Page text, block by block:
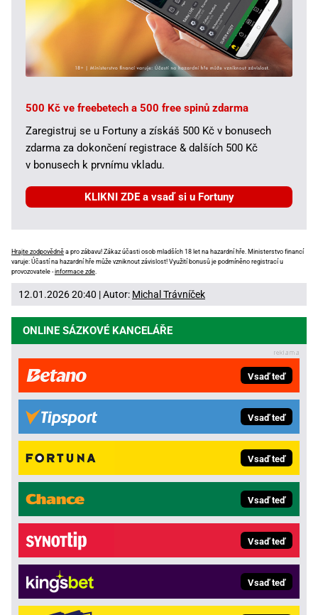
500 Kč ve freebetech a 500 free spinů zdarma
Zaregistruj se u Fortuny a získáš 500 Kč v bonusech
zdarma za dokončení registrace & dalších 500 Kč
v bonusech k prvnímu vkladu.
KLIKNI ZDE a vsaď si u Fortuny
Hrajte zodpovědně a pro zábavu! Zákaz účasti osob mladších 18 let na hazardní hře. Ministerstvo financí
varuje: Účastí na hazardní hře může vzniknout závislost! Využití bonusů je podmíněno registrací u
provozovatele -informace zde
12.01.2026 20:40 | Autor: Michal Trávníček
ONLINE SÁZKOVÉ KANCELÁŘE
Vsaď teď
Vsaď teď
Vsaď teď
Vsaď teď
Vsaď teď
Vsaď teď